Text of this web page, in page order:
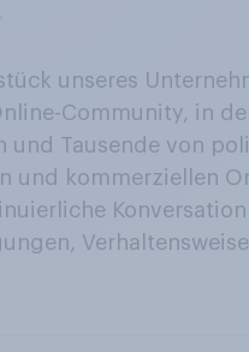
unseres
Community, in
und Tausende von
und kommerziellen